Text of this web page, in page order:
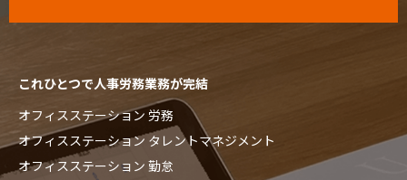
これひとつで人事労務業務が完結
オフィスステーション 労務
オフィスステーション タレントマネジメント
オフィスステーション 勤怠